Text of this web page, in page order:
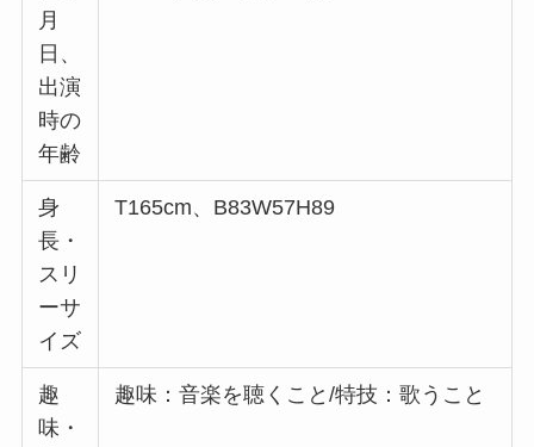
月
日、
出演
時の
年齢
身
長・
スリ
ーサ
イズ
T165cm、B83W57H89
趣
味・
趣味：音楽を聴くこと/特技：歌うこと